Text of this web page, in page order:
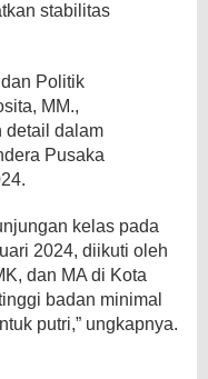
stabilitas
Politik
MM.,
detail dalam
Pusaka
kelas pada
2024, diikuti oleh
dan MA di Kota
badan minimal
putri,” ungkapnya.